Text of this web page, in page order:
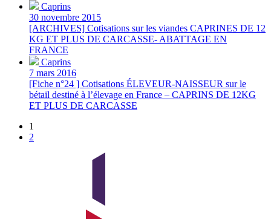
Caprins
30 novembre 2015
[ARCHIVES] Cotisations sur les viandes CAPRINES DE 12
KG ET PLUS DE CARCASSE- ABATTAGE EN
FRANCE
Caprins
7 mars 2016
[Fiche n°24 ] Cotisations ÉLEVEUR-NAISSEUR sur le
bétail destiné à l’élevage en France – CAPRINS DE 12KG
ET PLUS DE CARCASSE
1
2